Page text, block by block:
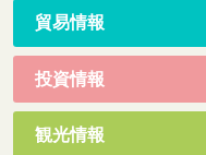
貿易情報
投資情報
観光情報